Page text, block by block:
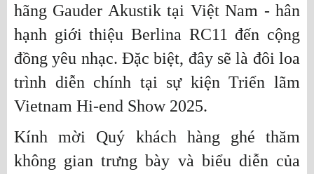
hãng Gauder Akustik tại Việt Nam - hân
hạnh giới thiệu Berlina RC11 đến cộng
đồng yêu nhạc. Đặc biệt, đây sẽ là đôi loa
trình diễn chính tại sự kiện Triển lãm
Vietnam Hi-end Show 2025.
Kính mời Quý khách hàng ghé thăm
không gian trưng bày và biểu diễn của